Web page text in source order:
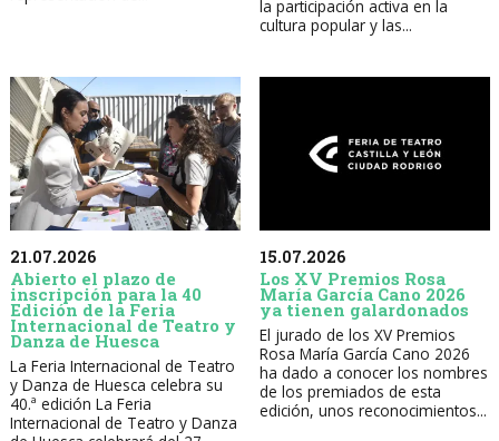
la participación activa en la
cultura popular y las...
21.07.2026
Abierto el plazo de
inscripción para la 40
Edición de la Feria
Internacional de Teatro y
Danza de Huesca
La Feria Internacional de Teatro
y Danza de Huesca celebra su
40.ª edición La Feria
Internacional de Teatro y Danza
15.07.2026
Los XV Premios Rosa
María García Cano 2026
ya tienen galardonados
El jurado de los XV Premios
Rosa María García Cano 2026
ha dado a conocer los nombres
de los premiados de esta
edición, unos reconocimientos...